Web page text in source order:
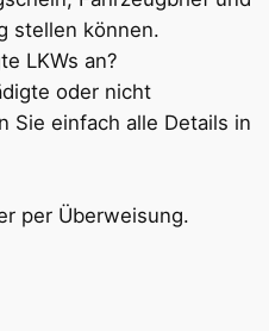
stellen können.
LKWs an?
oder nicht
Sie einfach alle Details in
per Überweisung.